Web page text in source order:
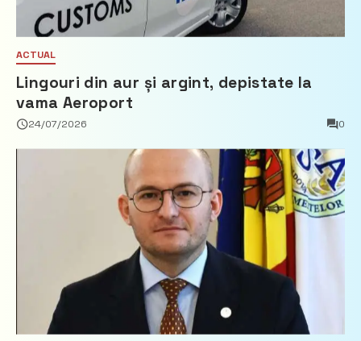
ACTUAL
Lingouri din aur și argint, depistate la
vama Aeroport
24/07/2026 0